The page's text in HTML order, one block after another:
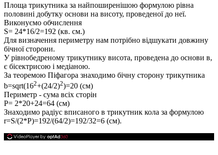
Площа трикутника за найпоширенішою формулою рівна
половині добутку основи на висоту, проведеної до неї.
Виконуємо обчислення
S= 24*16/2=192 (кв. см.)
Для визначення периметру нам потрібно відшукати довжину
бічної сторони.
У рівнобедреному трикутнику висота, проведена до основи в,
є бісектрисою і медіаною.
За теоремою Піфагора знаходимо бічну сторону трикутника
b=sqrt(162+(24/2)2)=20 (cм)
Периметр - сума всіх сторін
P= 2*20+24=64 (см)
Знаходимо радіус вписаного в трикутник кола за формулою
r=S/(2*P)=192/(64/2)=192/32=6 (см).